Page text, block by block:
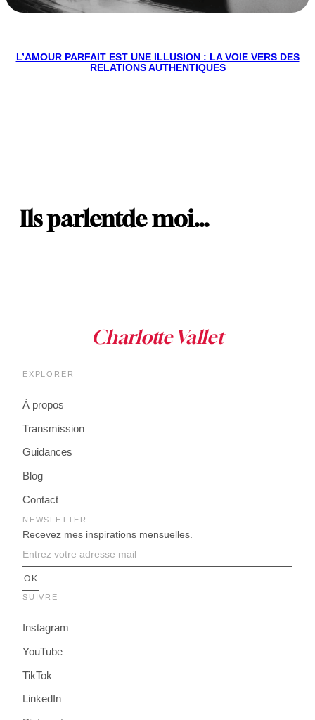
L’AMOUR PARFAIT EST UNE ILLUSION : LA VOIE VERS DES
RELATIONS AUTHENTIQUES
Ils parlentde moi…
EXPLORER
À propos
Transmission
Guidances
Blog
Contact
NEWSLETTER
Recevez mes inspirations mensuelles.
SUIVRE
Instagram
YouTube
TikTok
LinkedIn